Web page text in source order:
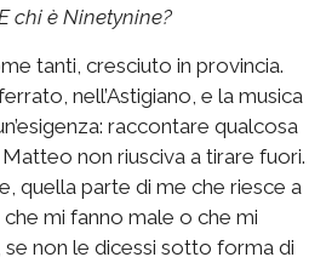
chi è Ninetynine?
tanti, cresciuto in provincia.
nell’Astigiano, e la musica
raccontare qualcosa
non riusciva a tirare fuori.
quella parte di me che riesce a
mi fanno male o che mi
non le dicessi sotto forma di